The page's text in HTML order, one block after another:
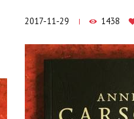
2017-11-29 1438